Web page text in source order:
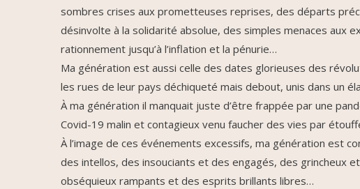
sombres crises aux prometteuses reprises, des départs
désinvolte à la solidarité absolue, des simples menaces aux
rationnement jusqu’à l’inflation et la pénurie…
Ma génération est aussi celle des dates glorieuses des
les rues de leur pays déchiqueté mais debout, unis dans un
À ma génération il manquait juste d’être frappée par une
Covid-19 malin et contagieux venu faucher des vies par
À l’image de ces événements excessifs, ma génération est
des intellos, des insouciants et des engagés, des grincheux
obséquieux rampants et des esprits brillants libres…